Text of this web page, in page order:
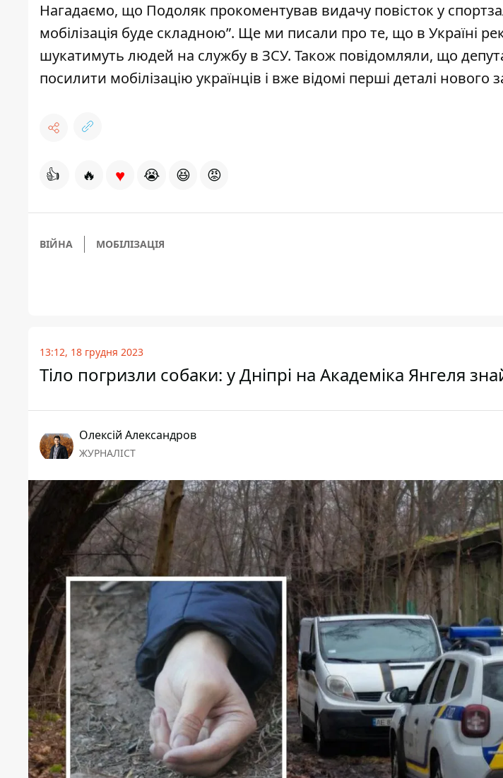
Нагадаємо, що Подоляк прокоментував видачу повісток у
мобілізація буде складною”. Ще ми писали про те, що в Україні
шукатимуть людей на службу в ЗСУ. Також повідомляли, що
посилити мобілізацію українців і вже відомі перші деталі нового
👍 🔥 ♥ 😭 😆 😡
ВІЙНА МОБІЛІЗАЦІЯ
13:12, 18 грудня 2023
Тіло погризли собаки: у Дніпрі на Академіка Янгеля
Олексій Александров
ЖУРНАЛІСТ